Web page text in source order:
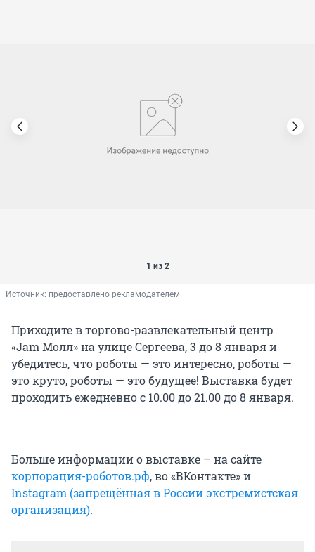
1 из 2
Источник: предоставлено рекламодателем
Приходите в торгово-развлекательный центр
«Jam Молл» на улице Сергеева, 3 до 8 января и
убедитесь, что роботы — это интересно, роботы —
это круто, роботы — это будущее! Выставка будет
проходить ежедневно с 10.00 до 21.00 до 8 января.
Больше информации о выставке – на сайте
корпорация-роботов.рф, во «ВКонтакте» и
Instagram (запрещённая в России экстремистская
организация).